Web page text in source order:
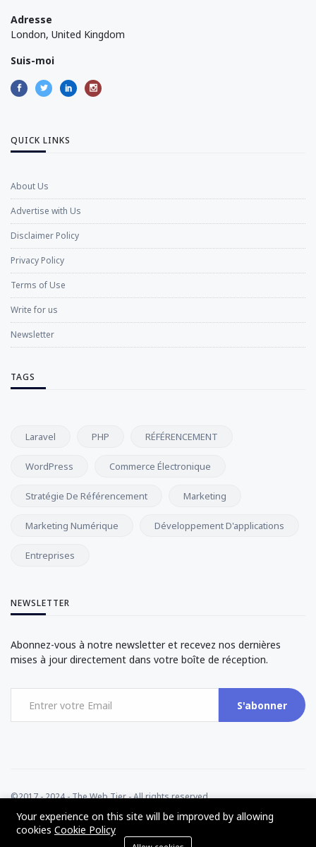
Adresse
London, United Kingdom
Suis-moi
QUICK LINKS
About Us
Advertise with Us
Disclaimer Policy
Privacy Policy
Terms of Use
Write for us
Newsletter
TAGS
Laravel PHP RÉFÉRENCEMENT
WordPress Commerce Électronique
Stratégie De Référencement Marketing
Marketing Numérique Développement D'applications
Entreprises
NEWSLETTER
Abonnez-vous à notre newsletter et recevez nos dernières
mises à jour directement dans votre boîte de réception.
S'abonner
©2017 - 2024 - The Web Tier - All rights reserved
Your experience on this site will be improved by allowing
cookies Cookie Policy